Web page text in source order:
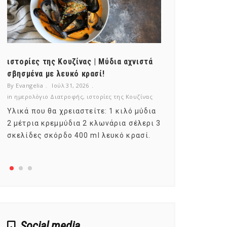
ιστορίες της Κουζίνας | Μύδια αχνιστά
σβησμένα με λευκό κρασί!
By Evangelia
Ιούλ 31, 2026
in ημερολόγιο Διατροφής, ιστορίες της Κουζίνας
Υλικά που θα χρειαστείτε: 1 κιλό μύδια
2 μέτρια κρεμμύδια 2 κλωνάρια σέλερι 3
σκελίδες σκόρδο 400 ml λευκό κρασί.